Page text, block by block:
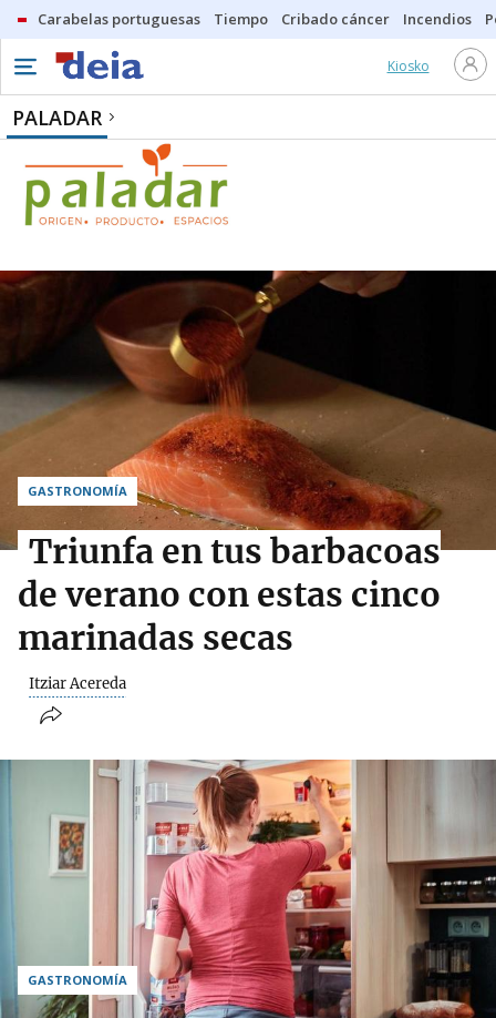
Carabelas portuguesas Tiempo Cribado cáncer Incendios
Kiosko
PALADAR
GASTRONOMÍA
Triunfa en tus barbacoas
de verano con estas cinco
marinadas secas
Itziar Acereda
GASTRONOMÍA